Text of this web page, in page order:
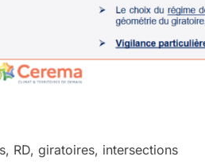
RD, giratoires, intersections